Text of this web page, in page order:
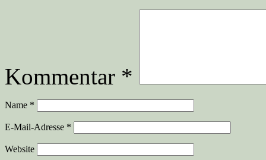
Kommentar *
Name *
E-Mail-Adresse *
Website